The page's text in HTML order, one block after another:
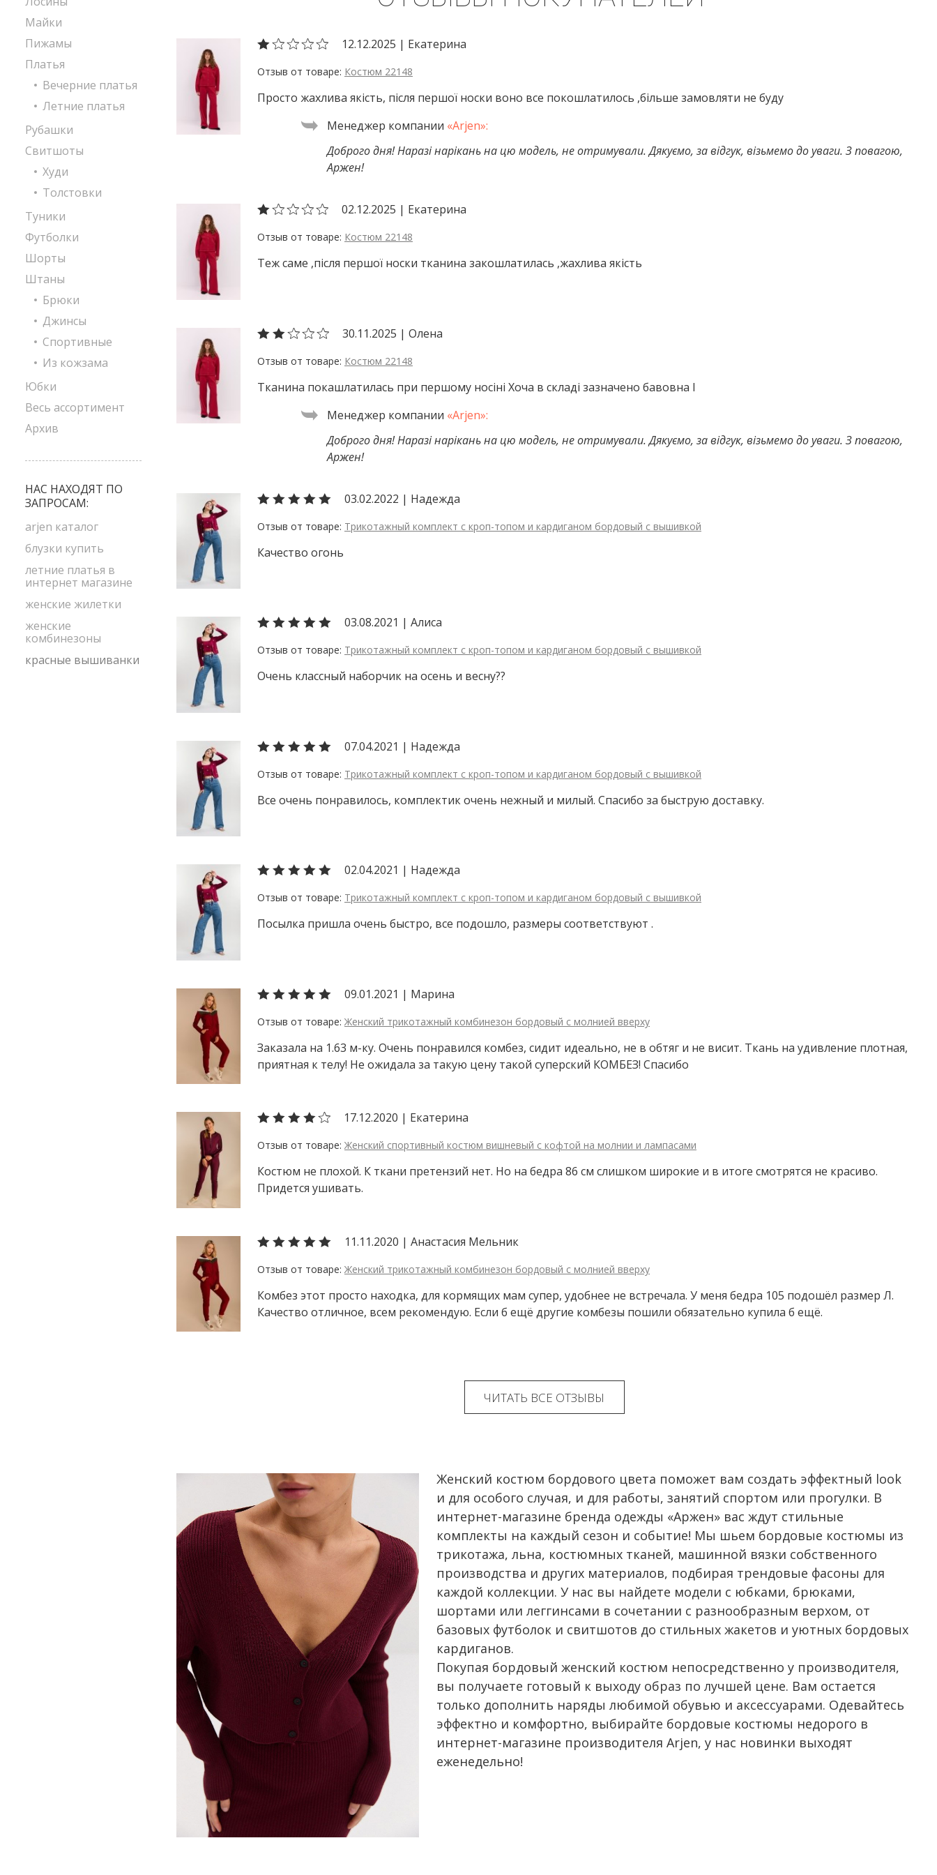
Женский костюм бордового цвета поможет вам создать эффектный look
и для особого случая, и для работы, занятий спортом или прогулки. В
интернет-магазине бренда одежды «Аржен» вас ждут стильные
комплекты на каждый сезон и событие! Мы шьем бордовые костюмы из
трикотажа, льна, костюмных тканей, машинной вязки собственного
производства и других материалов, подбирая трендовые фасоны для
каждой коллекции. У нас вы найдете модели с юбками, брюками,
шортами или леггинсами в сочетании с разнообразным верхом, от
базовых футболок и свитшотов до стильных жакетов и уютных бордовых
кардиганов.
Покупая бордовый женский костюм непосредственно у производителя,
вы получаете готовый к выходу образ по лучшей цене. Вам остается
только дополнить наряды любимой обувью и аксессуарами. Одевайтесь
эффектно и комфортно, выбирайте бордовые костюмы недорого в
интернет-магазине производителя Arjen, у нас новинки выходят
еженедельно!
12.12.2025 | Екатерина
Костюм 22148
Просто жахлива якість, після першої носки воно все покошлатилось ,більше замовляти не буду
Доброго дня! Наразі нарікань на цю модель, не отримували. Дякуємо, за відгук, візьмемо до уваги. З повагою,
Аржен!
02.12.2025 | Екатерина
Костюм 22148
Теж саме ,після першої носки тканина закошлатилась ,жахлива якість
30.11.2025 | Олена
Костюм 22148
Тканина покашлатилась при першому носіні Хоча в складі зазначено бавовна І
Доброго дня! Наразі нарікань на цю модель, не отримували. Дякуємо, за відгук, візьмемо до уваги. З повагою,
Аржен!
03.02.2022 | Надежда
Трикотажный комплект с кроп-топом и кардиганом бордовый с вышивкой
Качество огонь
03.08.2021 | Алиса
Трикотажный комплект с кроп-топом и кардиганом бордовый с вышивкой
Очень классный наборчик на осень и весну??
07.04.2021 | Надежда
Трикотажный комплект с кроп-топом и кардиганом бордовый с вышивкой
Все очень понравилось, комплектик очень нежный и милый. Спасибо за быструю доставку.
02.04.2021 | Надежда
Трикотажный комплект с кроп-топом и кардиганом бордовый с вышивкой
Посылка пришла очень быстро, все подошло, размеры соответствуют .
09.01.2021 | Марина
Женский трикотажный комбинезон бордовый с молнией вверху
Заказала на 1.63 м-ку. Очень понравился комбез, сидит идеально, не в обтяг и не висит. Ткань на удивление плотная,
приятная к телу! Не ожидала за такую цену такой суперский КОМБЕЗ! Спасибо
17.12.2020 | Екатерина
Женский спортивный костюм вишневый с кофтой на молнии и лампасами
Костюм не плохой. К ткани претензий нет. Но на бедра 86 см слишком широкие и в итоге смотрятся не красиво.
Придется ушивать.
11.11.2020 | Анастасия Мельник
Женский трикотажный комбинезон бордовый с молнией вверху
Комбез этот просто находка, для кормящих мам супер, удобнее не встречала. У меня бедра 105 подошёл размер Л.
Качество отличное, всем рекомендую. Если б ещё другие комбезы пошили обязательно купила б ещё.
ЧИТАТЬ ВСЕ ОТЗЫВЫ
Майки
Пижамы
Платья
Вечерние платья
Летние платья
Рубашки
Свитшоты
Худи
Толстовки
Туники
Футболки
Шорты
Штаны
Брюки
Джинсы
Спортивные
Из кожзама
Юбки
Весь ассортимент
Архив
НАС НАХОДЯТ ПО
ЗАПРОСАМ:
arjen каталог
блузки купить
летние платья в
интернет магазине
женские жилетки
женские
комбинезоны
красные вышиванки